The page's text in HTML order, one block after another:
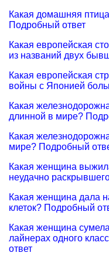
Какая домашняя
Подробный ответ
Какая европейская
из названий двух
Какая европейская
войны с Японией
Какая
длинной в мире?
Какая
мире? Подробный
Какая женщина
неудачно
Какая женщина дала
клеток? Подробный
Какая женщина
лайнерах одного
ответ